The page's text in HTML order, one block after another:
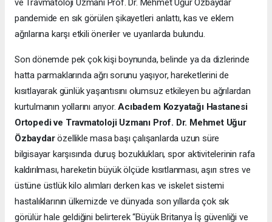
ve Travmatoloji Uzmanı Prof. Dr. Mehmet Uğur Özbaydar
pandemide en sık görülen şikayetleri anlattı, kas ve eklem
ağrılarına karşı etkili öneriler ve uyarılarda bulundu.
Son dönemde pek çok kişi boynunda, belinde ya da dizlerinde
hatta parmaklarında ağrı sorunu yaşıyor, hareketlerini de
kısıtlayarak günlük yaşantısını olumsuz etkileyen bu ağrılardan
kurtulmanın yollarını arıyor.Acıbadem Kozyatağı Hastanesi
Ortopedi ve Travmatoloji Uzmanı Prof. Dr. Mehmet Uğur
Özbaydarözellikle masa başı çalışanlarda uzun süre
bilgisayar karşısında duruş bozuklukları, spor aktivitelerinin rafa
kaldırılması, hareketin büyük ölçüde kısıtlanması, aşırı stres ve
üstüne üstlük kilo alımları derken kas ve iskelet sistemi
hastalıklarının ülkemizde ve dünyada son yıllarda çok sık
görülür hale geldiğini belirterek “Büyük Britanya İş güvenliği ve